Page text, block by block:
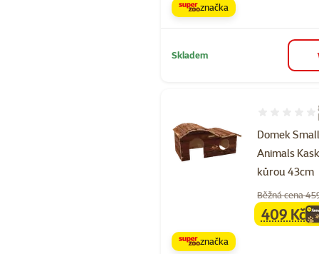
značka
Skladem
Domek
Animals
kůrou 43cm
Hodnocení
Běžná cena
family
409 Kč
značka